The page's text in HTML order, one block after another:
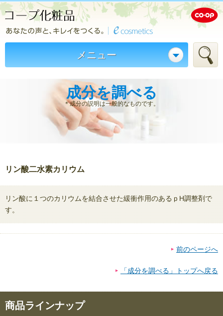
メニュー
成分を調べる
＊成分の説明は一般的なものです。
リン酸二水素カリウム
リン酸に１つのカリウムを結合させた緩衝作用のあるｐH調整剤で
す。
前のページへ
「成分を調べる」トップへ戻る
商品ラインナップ